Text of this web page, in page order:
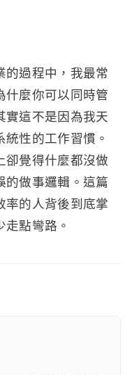
的過程中，我最常
什麼你可以同時管
實這不是因為我天
性的工作習慣。
卻覺得什麼都沒做
的做事邏輯。這篇
率的人背後到底掌
點彎路。